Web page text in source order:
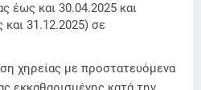
έως και 30.04.2025 και
31.12.2025) σε
χηρείας με προστατευόμενα